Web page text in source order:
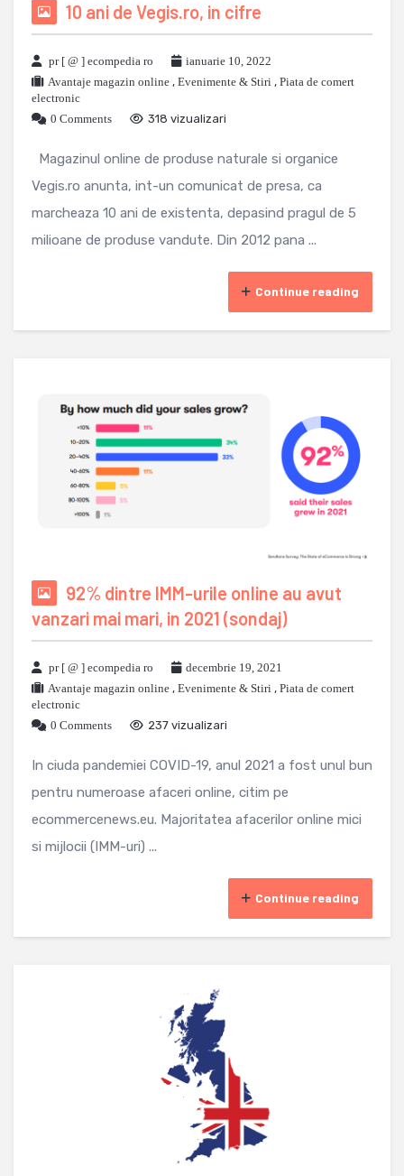
10 ani de Vegis.ro, in cifre
pr [ @ ] ecompedia ro
ianuarie 10, 2022
Avantaje magazin online , Evenimente & Stiri , Piata de comert
electronic
0 Comments
318 vizualizari
Magazinul online de produse naturale si organice
Vegis.ro anunta, int-un comunicat de presa, ca
marcheaza 10 ani de existenta, depasind pragul de 5
milioane de produse vandute. Din 2012 pana ...
Continue reading
92% dintre IMM-urile online au avut
vanzari mai mari, in 2021 (sondaj)
pr [ @ ] ecompedia ro
decembrie 19, 2021
Avantaje magazin online , Evenimente & Stiri , Piata de comert
electronic
0 Comments
237 vizualizari
In ciuda pandemiei COVID-19, anul 2021 a fost unul bun
pentru numeroase afaceri online, citim pe
ecommercenews.eu. Majoritatea afacerilor online mici
si mijlocii (IMM-uri) ...
Continue reading